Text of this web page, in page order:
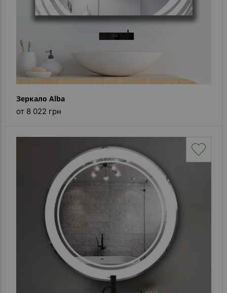
Зеркало Alba
от 8 022 грн